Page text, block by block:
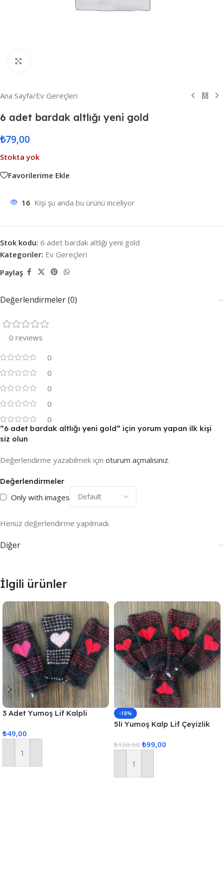
Ana Sayfa/Ev Gereçleri
6 adet bardak altlığı yeni gold
₺79,00
Stokta yok
Favorilerime Ekle
16 Kişi şu anda bu ürünü inceliyor
Stok kodu: 6 adet bardak altlığı yeni gold
Kategoriler: Ev Gereçleri
Paylaş
Değerlendirmeler (0)
0 reviews
0
0
0
0
0
Değerlendirmeler
Only with images
Henüz değerlendirme yapılmadı.
“6 adet bardak altlığı yeni gold” için yorum yapan ilk kişi
siz olun
Değerlendirme yazabilmek için oturum açmalısınız.
Diğer
İlgili ürünler
3 Adet Yumoş Lif Kalpli
₺49,00
Sepete Ekle
-18%
5li Yumoş Kalp Lif Çeyizlik
₺120,00 ₺99,00
Sepete Ekle